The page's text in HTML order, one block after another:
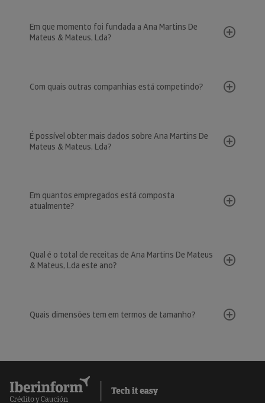
Em que momento foi fundada a Ana Martins De
Mateus & Mateus, Lda?
Com quais outras companhias está competindo?
É possível obter mais dados sobre Ana Martins De
Mateus & Mateus, Lda?
Em quantos empregados está composta
atualmente?
Qual é o total de receitas de Ana Martins De Mateus
& Mateus, Lda este ano?
Quais dimensões tem em termos de tamanho?